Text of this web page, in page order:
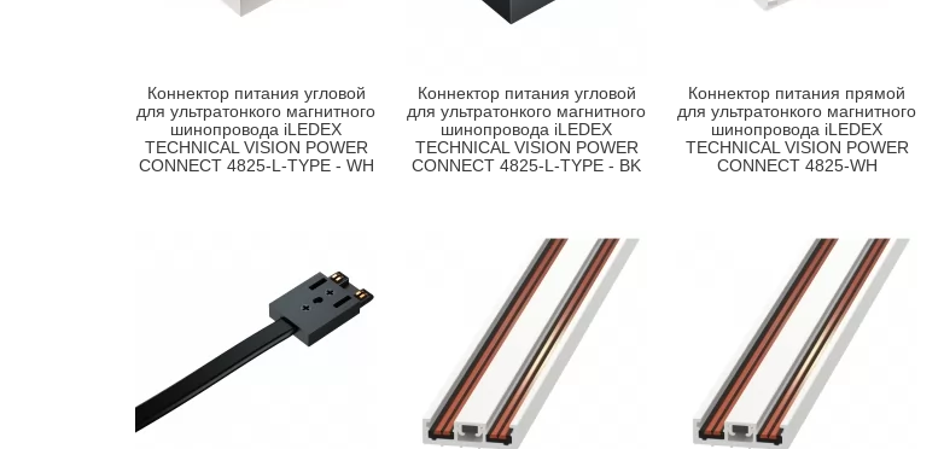
Коннектор питания угловой
для ультратонкого магнитного
шинопровода iLEDEX
TECHNICAL VISION POWER
CONNECT 4825-L-TYPE - WH
Коннектор питания угловой
для ультратонкого магнитного
шинопровода iLEDEX
TECHNICAL VISION POWER
CONNECT 4825-L-TYPE - BK
Коннектор питания прямой
для ультратонкого магнитного
шинопровода iLEDEX
TECHNICAL VISION POWER
CONNECT 4825-WH